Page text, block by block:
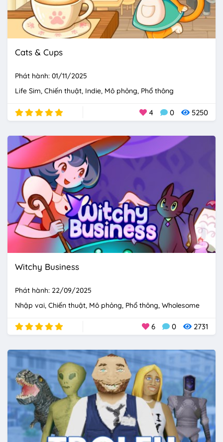
Cats & Cups
Phát hành: 01/11/2025
Life Sim Chiến thuật Indie Mô phỏng Phổ thông
4 0 5250
Witchy Business
Phát hành: 22/09/2025
Nhập vai Chiến thuật Mô phỏng Phổ thông Wholesome
6 0 2731